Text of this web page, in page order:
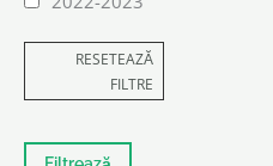
RESETEAZĂ
FILTRE